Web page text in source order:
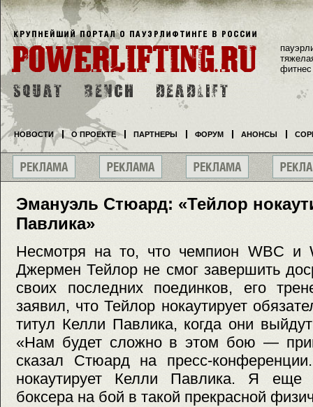
Эмануэль Стюард: «Тейлор
Павлика»
Несмотря на то, что чемпион WBC и
Джермен Тейлор не смог завершить
своих последних поединков, его
заявил, что Тейлор нокаутирует
титул Келли Павлика, когда они
«Нам будет сложно в этом бою —
сказал Стюард на пресс-
нокаутирует Келли Павлика. Я еще
боксера на бой в такой прекрасной
фитнес
НОВОСТИ О ПРОЕКТЕ ПАРТНЕРЫ ФОРУМ АНОНСЫ